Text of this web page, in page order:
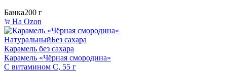
Банка200 г
На Ozon
НатуральныйБез сахара
Карамель без сахара
Карамель «Чёрная смородина»
С витамином C, 55 г